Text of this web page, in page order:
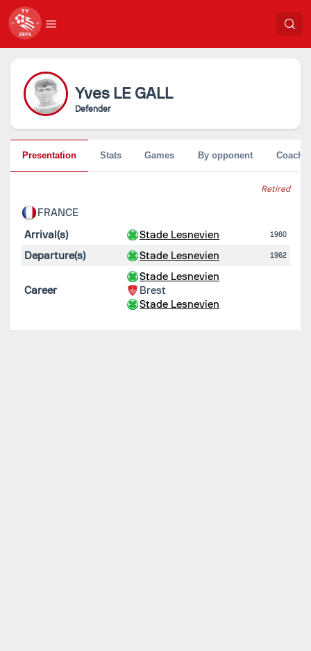
Yves LE GALL
Defender
Retired
FRANCE
Arrival(s)
Stade Lesnevien 1960
Departure(s) Stade Lesnevien 1962
Career
Stade Lesnevien
Brest
Stade Lesnevien
Presentation Stats Games By opponent